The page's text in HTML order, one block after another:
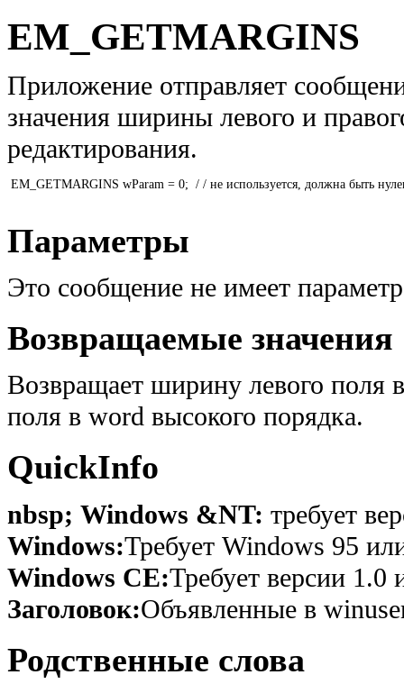
EM_GETMARGINS
Приложение отправляет
значения ширины левого и
редактирования.
EM_GETMARGINS wParam = 0;  / / не используется, должна быть
Параметры
Это сообщение не имеет
Возвращаемые значения
Возвращает ширину левого поля
поля в word высокого порядка.
QuickInfo
nbsp; Windows &NT: требует
Windows:Требует Windows 95
Windows CE:Требует версии 1.0
Заголовок:Объявленные в
Родственные слова